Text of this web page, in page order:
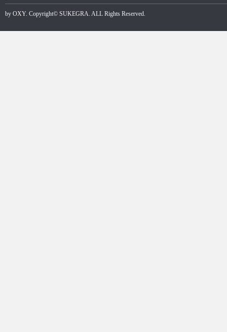
by OXY. Copyright© SUKEGRA . ALL Rights Reserved.